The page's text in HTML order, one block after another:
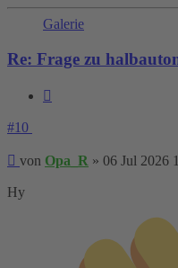
Galerie
Re: Frage zu
#10
Beitrag
von Opa_R » 06 Jul 2026
Hy